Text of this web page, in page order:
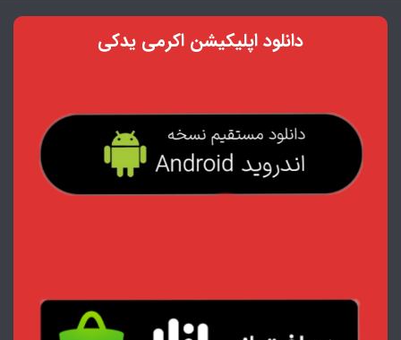
دانلود اپلیکیشن اکرمی یدکی